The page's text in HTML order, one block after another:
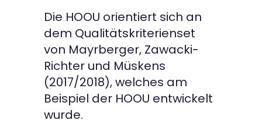
Die HOOU orientiert sich an
dem Qualitätskriterienset
von Mayrberger, Zawacki-
Richter und Müskens
(2017/2018), welches am
Beispiel der HOOU entwickelt
wurde.